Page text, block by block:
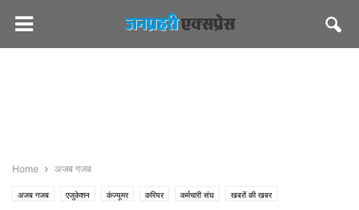
Home अजब गजब
अजब गजब एजुकेशन कंज्यूमर करियर कर्मचारी संघ खबरों की खबर